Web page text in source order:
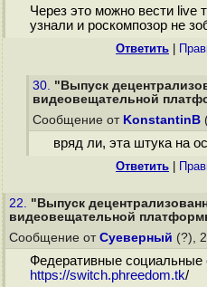
Через это можно вести live
узнали и роскомпозор не
Ответить
30. "Выпуск
видеовещательной
Сообщение от KonstantinB
вряд ли, эта штука на
Ответить
22. "Выпуск
видеовещательной
Сообщение от Суеверный (?),
Федеративные социальные
https://switch.phreedom.tk/